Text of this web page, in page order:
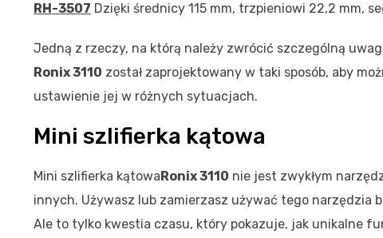
RH-3507 Dzięki średnicy 115 mm, trzpieniowi 22,2 mm,
Jedną z rzeczy, na którą należy zwrócić szczególną
Ronix 3110 został zaprojektowany w taki sposób, aby
ustawienie jej w różnych sytuacjach.
Mini szlifierka kątowa
Mini szlifierka kątowa Ronix 3110 nie jest zwykłym
innych. Używasz lub zamierzasz używać tego narzędzia
Ale to tylko kwestia czasu, który pokazuje, jak unikalne